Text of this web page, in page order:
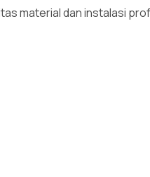
material dan instalasi